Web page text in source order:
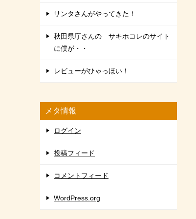
サンタさんがやってきた！
秋田県庁さんの サキホコレのサイト
に僕が・・
レビューがひゃっほい！
メタ情報
ログイン
投稿フィード
コメントフィード
WordPress.org